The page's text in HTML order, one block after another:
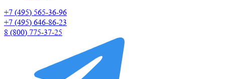
+7 (495) 565-36-96
+7 (495) 646-86-23
8 (800) 775-37-25